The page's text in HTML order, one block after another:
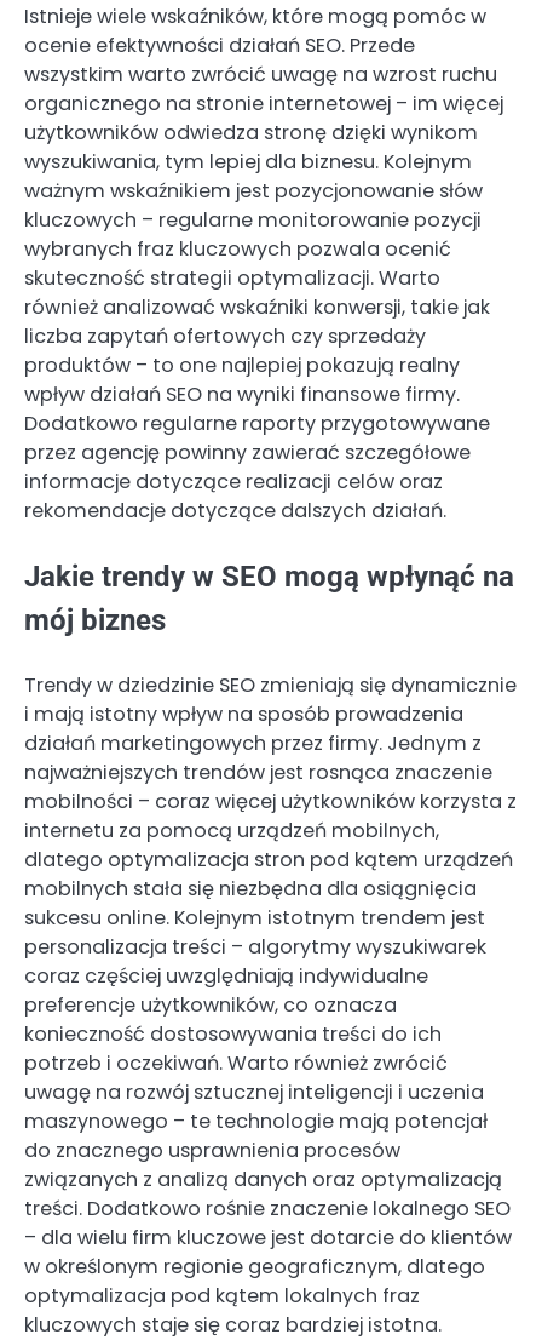
Istnieje wiele wskaźników, które mogą pomóc w
ocenie efektywności działań SEO. Przede
wszystkim warto zwrócić uwagę na wzrost ruchu
organicznego na stronie internetowej – im więcej
użytkowników odwiedza stronę dzięki wynikom
wyszukiwania, tym lepiej dla biznesu. Kolejnym
ważnym wskaźnikiem jest pozycjonowanie słów
kluczowych – regularne monitorowanie pozycji
wybranych fraz kluczowych pozwala ocenić
skuteczność strategii optymalizacji. Warto
również analizować wskaźniki konwersji, takie jak
liczba zapytań ofertowych czy sprzedaży
produktów – to one najlepiej pokazują realny
wpływ działań SEO na wyniki finansowe firmy.
Dodatkowo regularne raporty przygotowywane
przez agencję powinny zawierać szczegółowe
informacje dotyczące realizacji celów oraz
rekomendacje dotyczące dalszych działań.
Jakie trendy w SEO mogą wpłynąć na
mój biznes
Trendy w dziedzinie SEO zmieniają się dynamicznie
i mają istotny wpływ na sposób prowadzenia
działań marketingowych przez firmy. Jednym z
najważniejszych trendów jest rosnąca znaczenie
mobilności – coraz więcej użytkowników korzysta z
internetu za pomocą urządzeń mobilnych,
dlatego optymalizacja stron pod kątem urządzeń
mobilnych stała się niezbędna dla osiągnięcia
sukcesu online. Kolejnym istotnym trendem jest
personalizacja treści – algorytmy wyszukiwarek
coraz częściej uwzględniają indywidualne
preferencje użytkowników, co oznacza
konieczność dostosowywania treści do ich
potrzeb i oczekiwań. Warto również zwrócić
uwagę na rozwój sztucznej inteligencji i uczenia
maszynowego – te technologie mają potencjał
do znacznego usprawnienia procesów
związanych z analizą danych oraz optymalizacją
treści. Dodatkowo rośnie znaczenie lokalnego SEO
– dla wielu firm kluczowe jest dotarcie do klientów
w określonym regionie geograficznym, dlatego
optymalizacja pod kątem lokalnych fraz
kluczowych staje się coraz bardziej istotna.